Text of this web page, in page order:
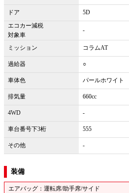
ドア
5D
エコカー減税
対象車
-
ミッション コラムAT
過給器 ○
車体色 パールホワイト
排気量 660cc
4WD -
車台番号下3桁 555
その他 -
装備
エアバッグ：運転席/助手席/サイド